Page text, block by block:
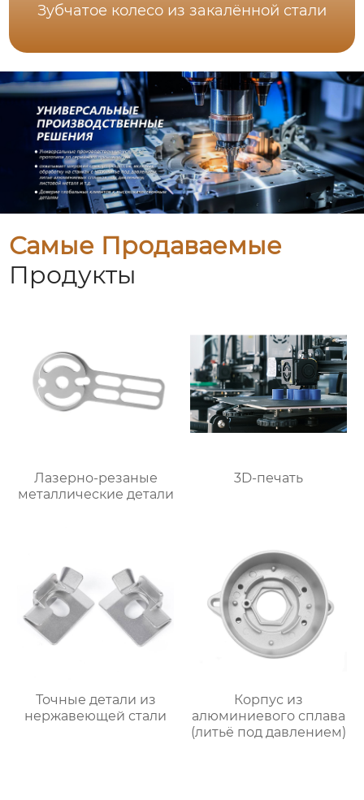
Зубчатое колесо из закалённой стали
Самые Продаваемые
Продукты
Лазерно-резаные
металлические детали
3D-печать
Точные детали из
нержавеющей стали
Корпус из
алюминиевого сплава
(литьё под давлением)